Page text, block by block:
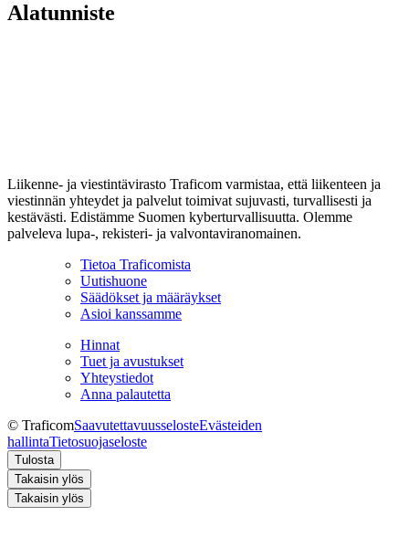
Alatunniste
Liikenne- ja viestintävirasto Traficom varmistaa, että liikenteen ja
viestinnän yhteydet ja palvelut toimivat sujuvasti, turvallisesti ja
kestävästi. Edistämme Suomen kyberturvallisuutta. Olemme
palveleva lupa-, rekisteri- ja valvontaviranomainen.
Tietoa Traficomista
Uutishuone
Säädökset ja määräykset
Asioi kanssamme
Hinnat
Tuet ja avustukset
Yhteystiedot
Anna palautetta
© TraficomSaavutettavuusselosteEvästeiden
hallintaTietosuojaseloste
Tulosta
Takaisin ylös
Takaisin ylös